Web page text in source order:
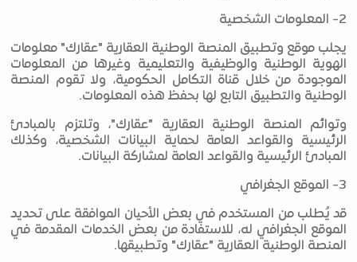
2- المعلومات الشخصية
يجلب موقع وتطبيق المنصة الوطنية العقارية "عقارك" معلومات
الهوية الوطنية والوظيفية والتعليمية وغيرها من المعلومات
الموجودة من خلال قناة التكامل الحكومية، ولا تقوم المنصة
الوطنية والتطبيق التابع لها بحفظ هذه المعلومات.
وتوائم المنصة الوطنية العقارية "عقارك"، وتلتزم بالمبادئ
الرئيسية والقواعد العامة لحماية البيانات الشخصية، وكذلك
المبادئ الرئيسية والقواعد العامة لمشاركة البيانات.
3- الموقع الجغرافي
قد يُطلب من المستخدم في بعض الأحيان الموافقة على تحديد
الموقع الجغرافي له، للاستفادة من بعض الخدمات المقدمة في
المنصة الوطنية العقارية "عقارك" وتطبيقها.